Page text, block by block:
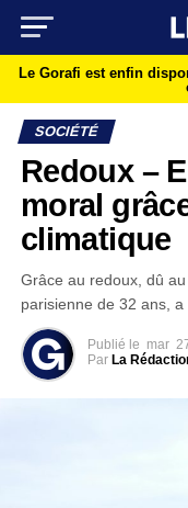
Le Gorafi est enfin
SOCIÉTÉ
Redoux –
moral
climatique
Grâce au redoux, dû
parisienne de 32 ans,
Publié le mar
Par La